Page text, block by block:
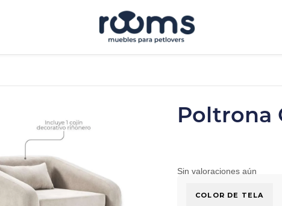
Poltrona
Sin valoraciones aún
COLOR DE TELA